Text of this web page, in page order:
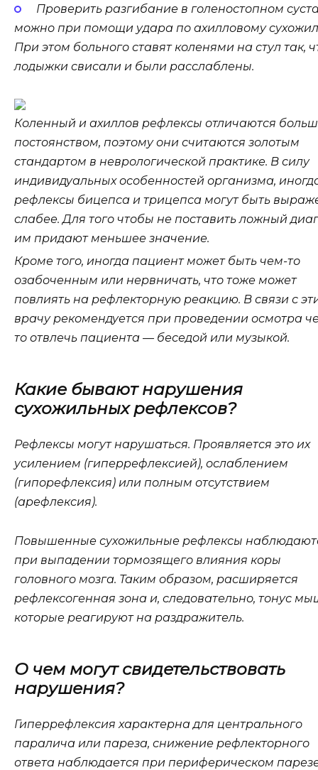
Проверить разгибание в голеностопном
можно при помощи удара по ахилловому
При этом больного ставят коленями на стул так,
лодыжки свисали и были расслаблены.
Коленный и ахиллов рефлексы отличаются
постоянством, поэтому они считаются золотым
стандартом в неврологической практике. В силу
индивидуальных особенностей организма,
рефлексы бицепса и трицепса могут быть
слабее. Для того чтобы не поставить ложный
им придают меньшее значение.
Кроме того, иногда пациент может быть чем-то
озабоченным или нервничать, что тоже может
повлиять на рефлекторную реакцию. В связи с
врачу рекомендуется при проведении осмотра
то отвлечь пациента — беседой или музыкой.
Какие бывают нарушения
сухожильных рефлексов?
Рефлексы могут нарушаться. Проявляется это их
усилением (гиперрефлексией), ослаблением
(гипорефлексия) или полным отсутствием
(арефлексия).
Повышенные сухожильные рефлексы
при выпадении тормозящего влияния коры
головного мозга. Таким образом, расширяется
рефлексогенная зона и, следовательно, тонус
которые реагируют на раздражитель.
О чем могут свидетельствовать
нарушения?
Гиперрефлексия характерна для центрального
паралича или пареза, снижение рефлекторного
ответа наблюдается при периферическом